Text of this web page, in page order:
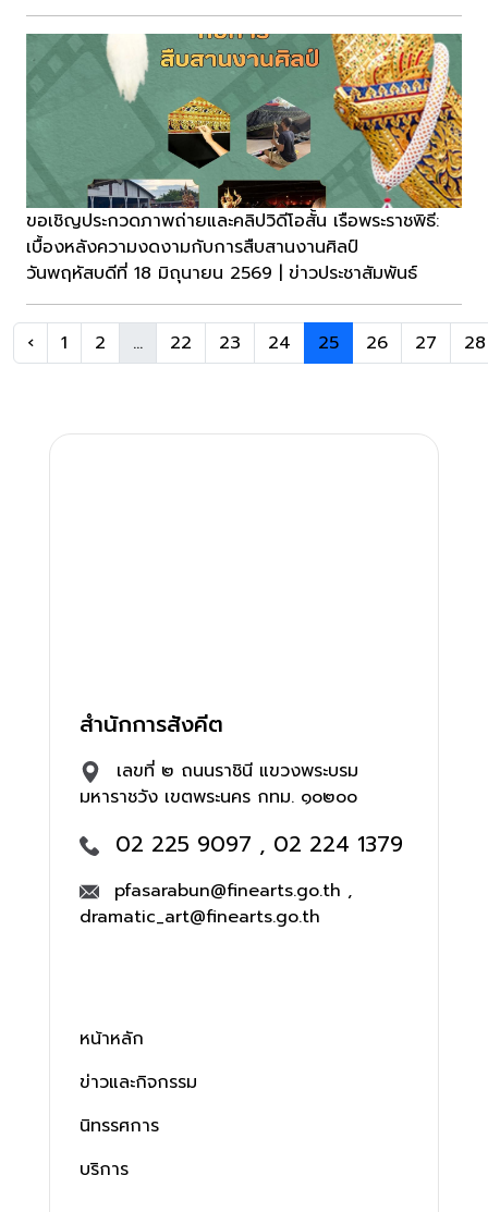
ขอเชิญประกวดภาพถ่ายและคลิปวิดีโอสั้น เรือพระราชพิธี:
เบื้องหลังความงดงามกับการสืบสานงานศิลป์
วันพฤหัสบดีที่ 18 มิถุนายน 2569 | ข่าวประชาสัมพันธ์
‹ 1 2 ... 22 23 24 25 26 27 28
สำนักการสังคีต
เลขที่ ๒ ถนนราชินี แขวงพระบรม
มหาราชวัง เขตพระนคร กทม. ๑๐๒๐๐
02 225 9097 , 02 224 1379
pfasarabun@finearts.go.th ,
dramatic_art@finearts.go.th
หน้าหลัก
ข่าวและกิจกรรม
นิทรรศการ
บริการ